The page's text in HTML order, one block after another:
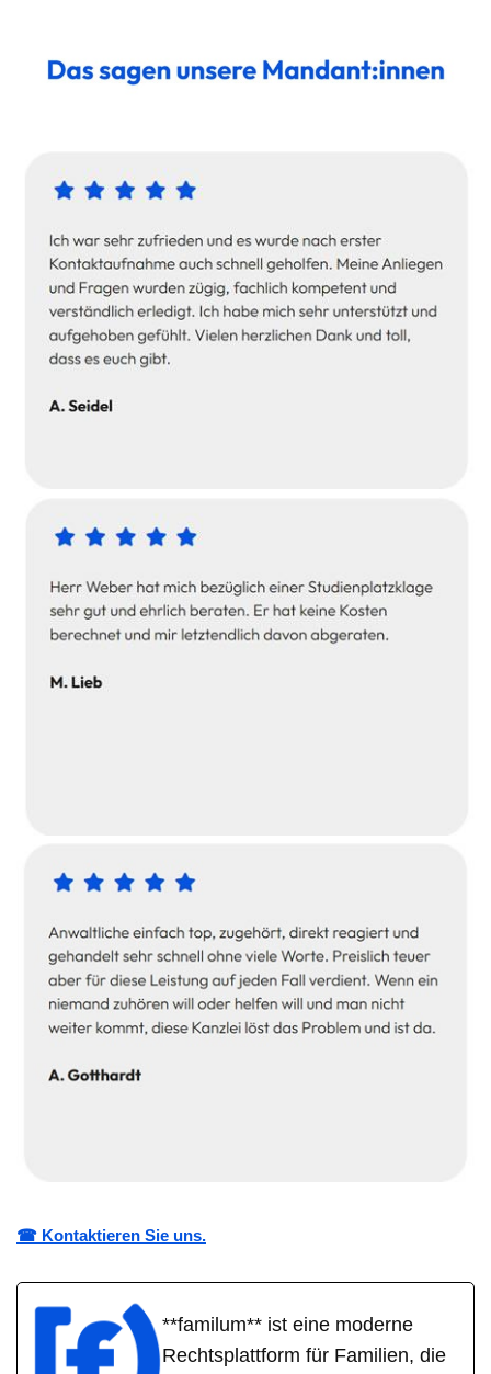
☎ Kontaktieren Sie uns.
**familum** ist eine moderne
Rechtsplattform für Familien, die